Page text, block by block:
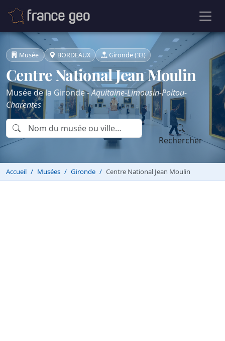
Musée BORDEAUX Gironde (33)
Centre National Jean Moulin
Musée de la Gironde -Aquitaine-Limousin-Poitou-
Charentes
Rechercher
Accueil Musées Gironde Centre National Jean Moulin